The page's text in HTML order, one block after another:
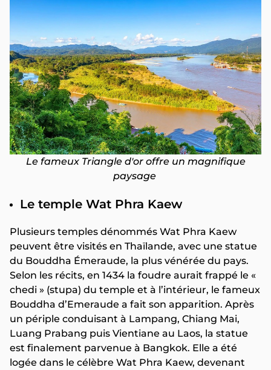
Le fameux Triangle d'or offre un magnifique
paysage
Le temple Wat Phra Kaew
Plusieurs temples dénommés Wat Phra Kaew
peuvent être visités en Thaïlande, avec une statue
du Bouddha Émeraude, la plus vénérée du pays.
Selon les récits, en 1434 la foudre aurait frappé le «
chedi » (stupa) du temple et à l’intérieur, le fameux
Bouddha d’Emeraude a fait son apparition. Après
un périple conduisant à Lampang, Chiang Mai,
Luang Prabang puis Vientiane au Laos, la statue
est finalement parvenue à Bangkok. Elle a été
logée dans le célèbre Wat Phra Kaew, devenant